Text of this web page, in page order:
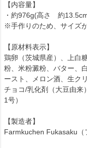
【内容量】
・約976g(高さ 約
※手作りのため、サイズ
【原材料表示】
鶏卵（茨城県産）、上白
粉、米粉澱粉、バター、
ースト、メロン酒、生ク
チョコ/乳化剤（大豆由来
1号）
【製造者】
Farmkuchen Fukasaku（